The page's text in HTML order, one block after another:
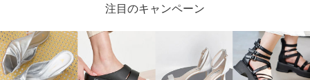
注目のキャンペーン